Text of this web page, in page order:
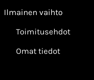
Ilmainen vaihto
Toimitusehdot
Omat tiedot